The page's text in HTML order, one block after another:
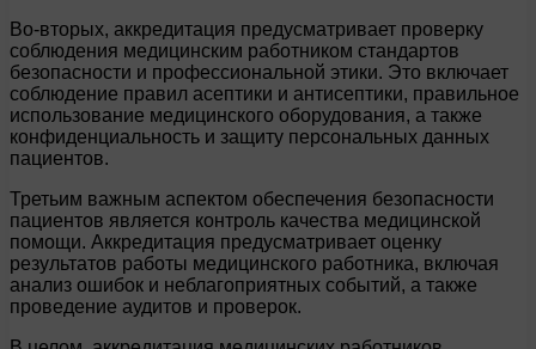
Во-вторых, аккредитация предусматривает проверку
соблюдения медицинским работником стандартов
безопасности и профессиональной этики. Это включает
соблюдение правил асептики и антисептики, правильное
использование медицинского оборудования, а также
конфиденциальность и защиту персональных данных
пациентов.
Третьим важным аспектом обеспечения безопасности
пациентов является контроль качества медицинской
помощи. Аккредитация предусматривает оценку
результатов работы медицинского работника, включая
анализ ошибок и неблагоприятных событий, а также
проведение аудитов и проверок.